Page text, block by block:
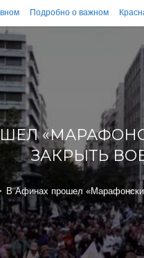
Подробно о важном
ЗАКРЫТЬ
В Афинах прошел